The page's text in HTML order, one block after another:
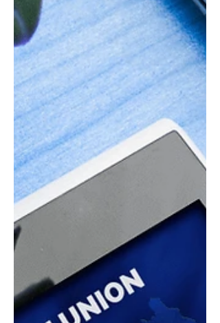
нэмэгджээ. Харин АНУ-д нийлүүлэлтийн дарамт
нэмэгдэж байгаа ч одоогоор бодит хомсдол
үүсээгүй байна. Мөн ахуйн зориулалтын
шингэрүүлсэн хийн түлш (LPG)-ийн нийлүүлэлт
муудаж, дэлхийн хэмжээнд ойролцоогоор 3.4
тэрбум хүн эрсдэлд өртөж болзошгүйг Олон